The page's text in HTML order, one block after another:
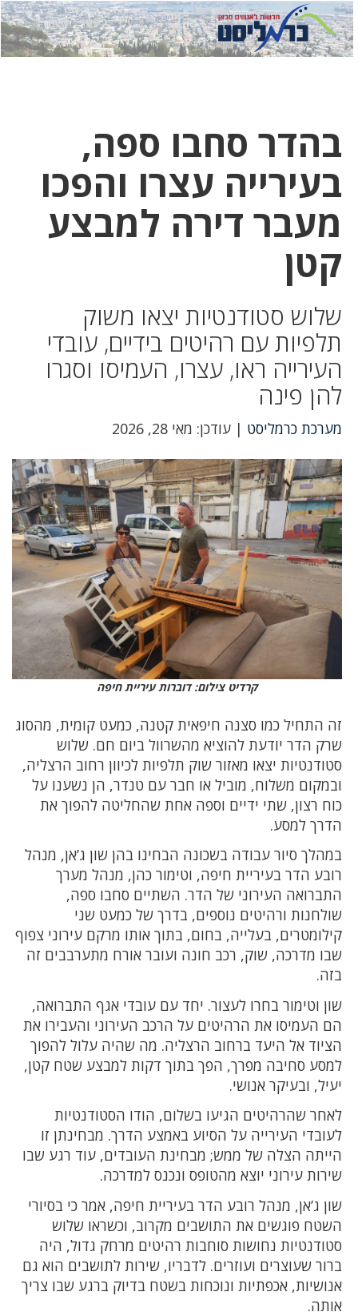
לחץ
כאן
לחץ
כדי
בהדר סחבו ספה,
בעירייה עצרו והפכו
מעבר דירה למבצע
קטן
שלוש סטודנטיות יצאו משוק
תלפיות עם רהיטים בידיים, עובדי
העירייה ראו, עצרו, העמיסו וסגרו
להן פינה
מערכת כרמליסט | עודכן: מאי 28, 2026
קרדיט צילום: דוברות עיריית חיפה
זה התחיל כמו סצנה חיפאית קטנה, כמעט קומית, מהסוג
שרק הדר יודעת להוציא מהשרוול ביום חם. שלוש
סטודנטיות יצאו מאזור שוק תלפיות לכיוון רחוב הרצליה,
ובמקום משלוח, מוביל או חבר עם טנדר, הן נשענו על
כוח רצון, שתי ידיים וספה אחת שהחליטה להפוך את
הדרך למסע.
במהלך סיור עבודה בשכונה הבחינו בהן שון ג’אן, מנהל
רובע הדר בעיריית חיפה, וטימור כהן, מנהל מערך
התברואה העירוני של הדר. השתיים סחבו ספה,
שולחנות ורהיטים נוספים, בדרך של כמעט שני
קילומטרים, בעלייה, בחום, בתוך אותו מרקם עירוני צפוף
שבו מדרכה, שוק, רכב חונה ועובר אורח מתערבבים זה
בזה.
שון וטימור בחרו לעצור. יחד עם עובדי אגף התברואה,
הם העמיסו את הרהיטים על הרכב העירוני והעבירו את
הציוד אל היעד ברחוב הרצליה. מה שהיה עלול להפוך
למסע סחיבה מפרך, הפך בתוך דקות למבצע שטח קטן,
יעיל, ובעיקר אנושי.
לאחר שהרהיטים הגיעו בשלום, הודו הסטודנטיות
לעובדי העירייה על הסיוע באמצע הדרך. מבחינתן זו
הייתה הצלה של ממש; מבחינת העובדים, עוד רגע שבו
שירות עירוני יוצא מהטופס ונכנס למדרכה.
שון ג’אן, מנהל רובע הדר בעיריית חיפה, אמר כי בסיורי
השטח פוגשים את התושבים מקרוב, וכשראו שלוש
סטודנטיות נחושות סוחבות רהיטים מרחק גדול, היה
ברור שעוצרים ועוזרים. לדבריו, שירות לתושבים הוא גם
אנושיות, אכפתיות ונוכחות בשטח בדיוק ברגע שבו צריך
אותה.